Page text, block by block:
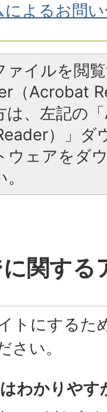
によるお問
ァイルを閲
（Acrobat
は、左記の
）」ダ
ウェアをダ
関する
トにするた
さい。
わかりやす